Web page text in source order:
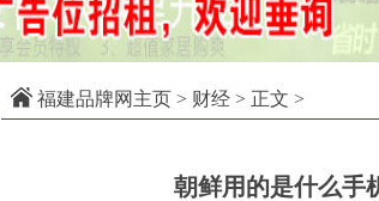
福建品牌网主页 > 财经 > 正文 >
朝鲜用的是什么手